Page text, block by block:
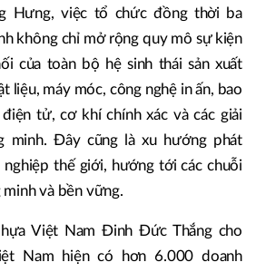
Hưng, việc tổ chức đồng thời ba
không chỉ mở rộng quy mô sự kiện
của toàn bộ hệ sinh thái sản xuất
liệu, máy móc, công nghệ in ấn, bao
tử, cơ khí chính xác và các giải
minh. Đây cũng là xu hướng phát
nghiệp thế giới, hướng tới các chuỗi
và bền vững.
Việt Nam Đinh Đức Thắng cho
Nam hiện có hơn 6.000 doanh